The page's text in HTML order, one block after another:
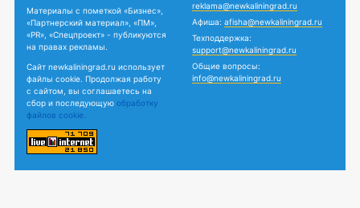
Материалы с пометкой «Бизнес»,
«Партнерский материал», «ПМ»,
«PR», «Спецпроект» - публикуются
на правах рекламы.
Сайт newkaliningrad.ru использует
файлы cookie. Продолжая работу
с сайтом, вы соглашаетесь на
сбор и последующую обработку
файлов cookie.
reklama@newkaliningrad.ru
Афиша: afisha@newkaliningrad.ru
Техподдержка:
support@newkaliningrad.ru
Общие вопросы:
info@newkaliningrad.ru